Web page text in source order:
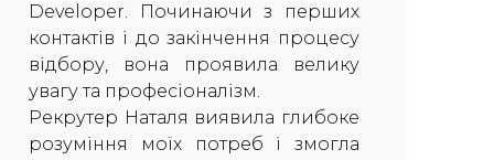
Developer. Починаючи з перших
контактів і до закінчення процесу
відбору, вона проявила велику
увагу та професіоналізм.
Рекрутер Наталя виявила глибоке
розуміння моїх потреб і змогла